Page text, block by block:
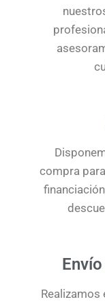
compra
Realizamos